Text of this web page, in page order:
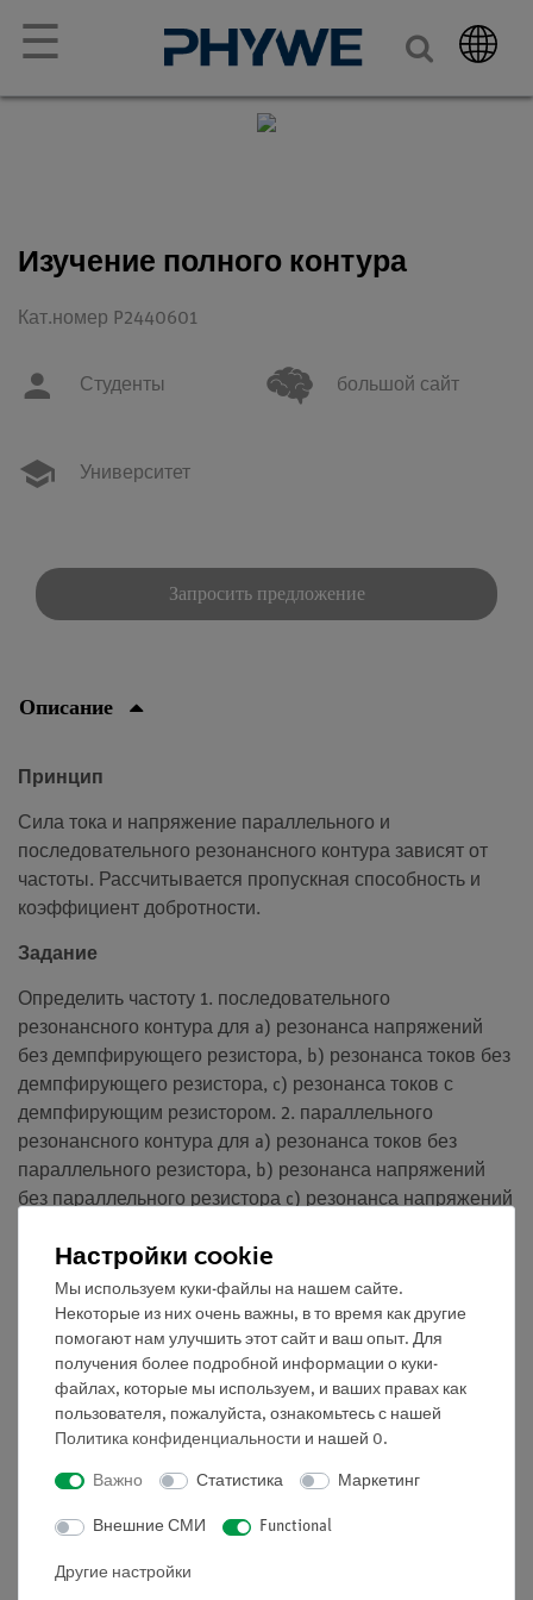
☰
Изучение полного контура
Кат.номер P2440601
Студенты большой сайт
Университет
Запросить предложение
Описание
Принцип
Сила тока и напряжение параллельного и
последовательного резонансного контура зависят от
частоты. Рассчитывается пропускная способность и
коэффициент добротности.
Задание
Определить частоту 1. последовательного
резонансного контура для a) резонанса напряжений
без демпфирующего резистора, b) резонанса токов без
демпфирующего резистора, c) резонанса токов с
демпфирующим резистором. 2. параллельного
резонансного контура для a) резонанса токов без
параллельного резистора, b) резонанса напряжений
без параллельного резистора c) резонанса напряжений
Получаем понятие о
последовательном резонансном контуре параллельном
резонансном контуре сдвиге фаз коэффициенте
добротности пропускной способности сопротивлении
потерь затухании
Объём поставки
Медиа / Загрузки
Настройки cookie
Мы используем куки-файлы на нашем сайте.
Некоторые из них очень важны, в то время как другие
помогают нам улучшить этот сайт и ваш опыт. Для
получения более подробной информации о куки-
файлах, которые мы используем, и ваших правах как
пользователя, пожалуйста, ознакомьтесь с нашей
Политика конфиденциальности и нашей 0.
Важно Статистика Маркетинг
Внешние СМИ Functional
Другие настройки